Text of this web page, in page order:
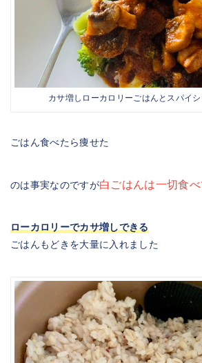
カサ増しローカロリーごはんとスパイ
ごはん食べたら痩せた
のは事実なのですが白ごはんは一切食
ローカロリーでカサ増しできる
ごはんもどきを大量に入れました